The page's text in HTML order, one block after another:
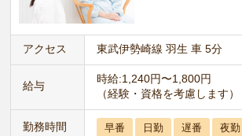
アクセス 東武伊勢崎線 羽生 車 5分
給与
時給:1,240円〜1,800円
（経験・資格を考慮します）
勤務時間 早番 日勤 遅番 夜勤